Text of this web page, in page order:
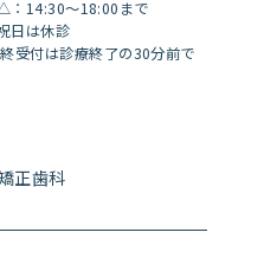
14:30〜18:00まで
日は休診
受付は診療終了の30分前で